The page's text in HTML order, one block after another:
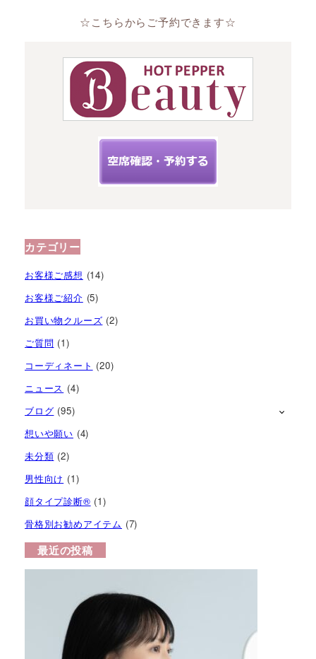
☆こちらからご予約できます☆
カテゴリー
お客様ご感想 (14)
お客様ご紹介 (5)
お買い物クルーズ (2)
ご質問 (1)
コーディネート (20)
ニュース (4)
ブログ (95)
想いや願い (4)
未分類 (2)
男性向け (1)
顔タイプ診断®︎ (1)
骨格別お勧めアイテム (7)
最近の投稿